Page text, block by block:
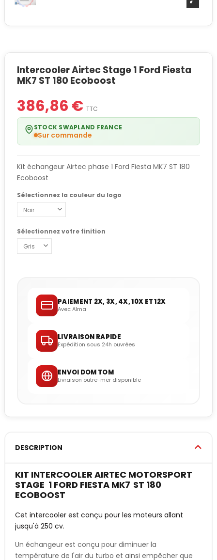
Intercooler Airtec Stage 1 Ford Fiesta
MK7 ST 180 Ecoboost
386,86 € TTC
STOCK SWAPLAND FRANCE
Sur commande
Kit échangeur Airtec phase 1 Ford Fiesta MK7 ST 180
Ecoboost
Sélectionnez la couleur du logo
Sélectionnez votre finition
PAIEMENT 2X, 3X, 4X, 10X ET 12X
Avec Alma
LIVRAISON RAPIDE
Expédition sous 24h ouvrées
ENVOI DOM TOM
Livraison outre-mer disponible
DESCRIPTION
KIT INTERCOOLER AIRTEC MOTORSPORT
STAGE 1 FORD FIESTA MK7 ST 180
ECOBOOST
Cet intercooler est conçu pour les moteurs allant
jusqu'à 250 cv.
Un échangeur est conçu pour diminuer la
température de l'air du turbo et ainsi empêcher que